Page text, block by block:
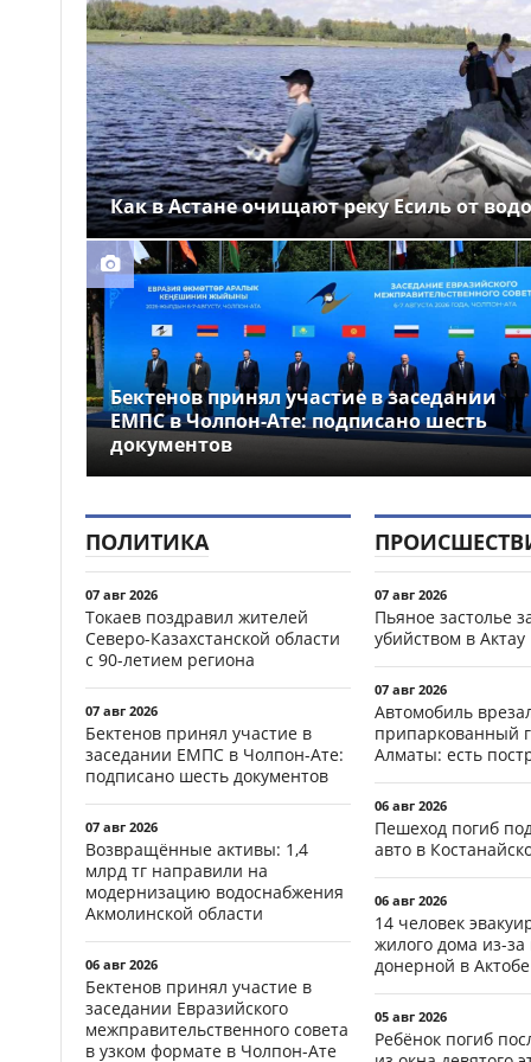
12:01
Выборы депутатов
Курултая: как узнать свой
избирательный участок
11:41
Служебная собака
помогла полицейским найти
пропавшую 18-летнюю
девушку в Караганде
Как в Астане очищают реку Есиль от
Бектенов принял участие в заседании
ЕМПС в Чолпон-Ате: подписано шесть
документов
ПОЛИТИКА
07 авг 2026
Токаев поздравил жителей
Северо-Казахстанской области
с 90-летием региона
07 авг 2026
Бектенов принял участие в
заседании ЕМПС в Чолпон-Ате:
подписано шесть документов
07 авг 2026
Возвращённые активы: 1,4
млрд тг направили на
модернизацию водоснабжения
Акмолинской области
06 авг 2026
Бектенов принял участие в
заседании Евразийского
межправительственного совета
в узком формате в Чолпон-Ате
07 авг 2026
Пьяное застолье
убийством в Актау
07 авг 2026
Автомобиль
припаркованный
Алматы: есть
06 авг 2026
Пешеход погиб
авто в
06 авг 2026
14 человек
жилого дома из-
донерной в Актобе
05 авг 2026
Ребёнок погиб